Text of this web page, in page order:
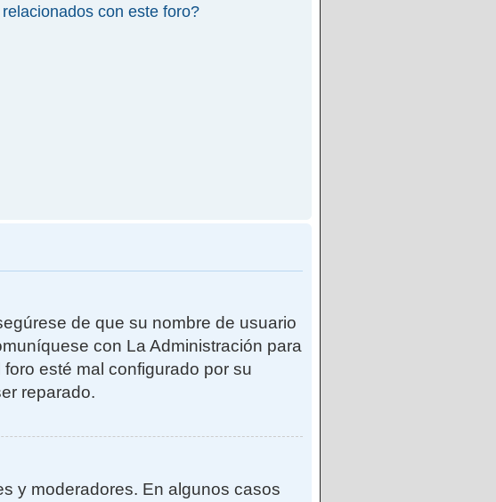
con este foro?
de que su nombre de usuario
con La Administración para
esté mal configurado por su
reparado.
y moderadores. En algunos casos